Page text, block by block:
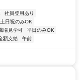
社員登用あり
土日祝のみOK
場見学可
平日のみOK
額支給 午前